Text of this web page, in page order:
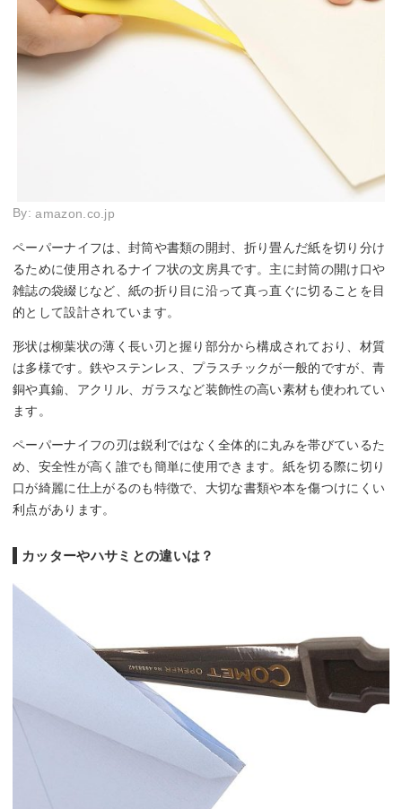
By:amazon.co.jp
ペーパーナイフは、封筒や書類の開封、折り畳んだ紙を切り分け
るために使用されるナイフ状の文房具です。主に封筒の開け口や
雑誌の袋綴じなど、紙の折り目に沿って真っ直ぐに切ることを目
的として設計されています。
形状は柳葉状の薄く長い刃と握り部分から構成されており、材質
は多様です。鉄やステンレス、プラスチックが一般的ですが、青
銅や真鍮、アクリル、ガラスなど装飾性の高い素材も使われてい
ます。
ペーパーナイフの刃は鋭利ではなく全体的に丸みを帯びているた
め、安全性が高く誰でも簡単に使用できます。紙を切る際に切り
口が綺麗に仕上がるのも特徴で、大切な書類や本を傷つけにくい
利点があります。
カッターやハサミとの違いは？